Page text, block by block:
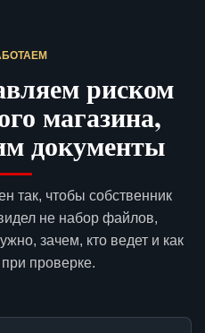
риском
магазина,
документы
так, чтобы собственник
не набор файлов,
зачем, кто ведет и как
проверке.